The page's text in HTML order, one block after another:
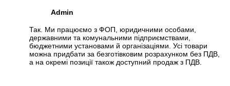
Admin
Так. Ми працюємо з ФОП, юридичними особами,
державними та комунальними підприємствами,
бюджетними установами й організаціями. Усі товари
можна придбати за безготівковим розрахунком без ПДВ,
а на окремі позиції також доступний продаж з ПДВ.